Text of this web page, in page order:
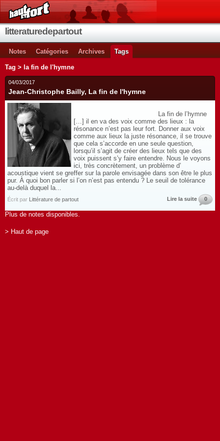
litteraturedepartout
Notes Catégories Archives Tags
Tag > la fin de l'hymne
04/03/2017
Jean-Christophe Bailly, La fin de l'hymne
La fin de l’hymne
[…] il en va des voix comme des lieux : la
résonance n’est pas leur fort. Donner aux voix
comme aux lieux la juste résonance, il se trouve
que cela s’accorde en une seule question,
lorsqu’il s’agit de créer des lieux tels que des
voix puissent s’y faire entendre. Nous le voyons
ici, très concrètement, un problème d’
acoustique vient se greffer sur la parole envisagée dans son être le plus
pur. À quoi bon parler si l’on n’est pas entendu ? Le seuil de tolérance
au-delà duquel la...
Écrit par Littérature de partout Lire la suite 0
Plus de notes disponibles.
> Haut de page